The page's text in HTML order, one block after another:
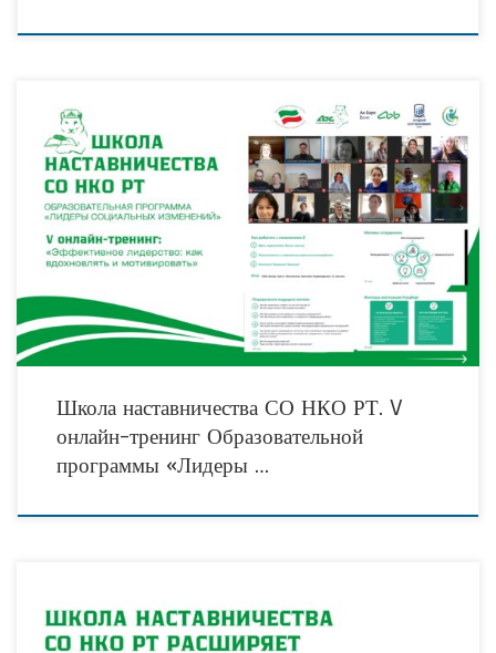
«Не проблемы должны толкать вас в спину, а вперёд должны вести мечты…» — с
этой мудрой мыслью Дугласа Эверетта стартовал V онлайн-тренинг
Образовательной программы «Лидеры социальных
Школа наставничества СО НКО РТ. V
онлайн-тренинг Образовательной
программы «Лидеры …